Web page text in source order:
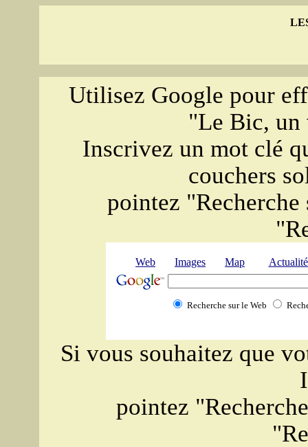
Utilisez Google pour
"Le Bic, un
Inscrivez un mot clé
couchers
pointez
Web Images Map
Recherche sur le Web
Si vous souhaitez que
pointez